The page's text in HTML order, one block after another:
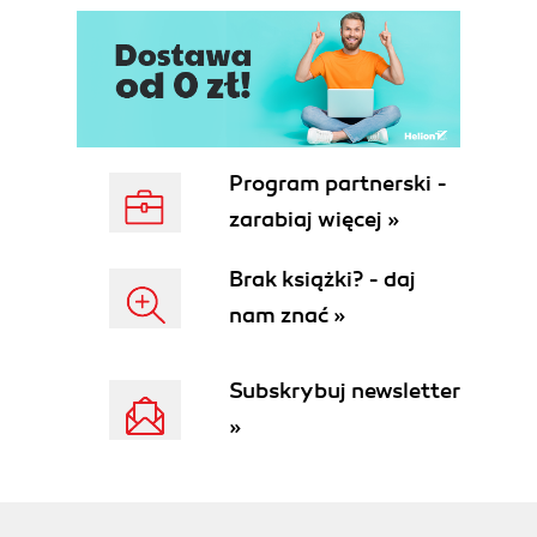
Aplikacje konsolowe (35)
Wpisywanie tekstu w konsoli (37)
Odczytywanie tekstu z konsoli (38)
Pętle (39)
Pętla repeat (41)
Pętla while (41)
Instrukcje warunkowe (43)
Procedury (47)
Dołączanie modułu do aplikacji (53)
Dostępność zmiennych (54)
Program partnerski -
zarabiaj więcej »
Brak książki? - daj
nam znać »
Subskrybuj newsletter
»